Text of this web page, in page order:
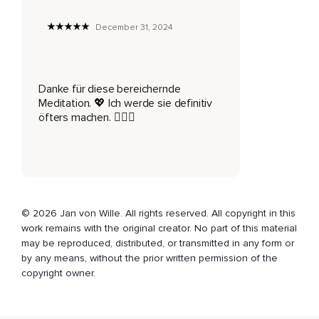
Nimm diese reine Stille in Dir auf und werde Dir nun bewusst,
Dass die wachsende Liebe zu Dir selbst sich weiter und
Wie es ist,
Ganz zu sein und Deiner einzigartigen Berufung zu folgen,
Halte diesen inneren Raum noch etwas in Deinem
December 31, 2024
Danke für diese bereichernde
Meditation. 💖 Ich werde sie definitiv
öfters machen. 🧘🏼‍♀️
© 2026 Jan von Wille. All rights reserved. All copyright in this
work remains with the original creator. No part of this material
may be reproduced, distributed, or transmitted in any form or
by any means, without the prior written permission of the
copyright owner.